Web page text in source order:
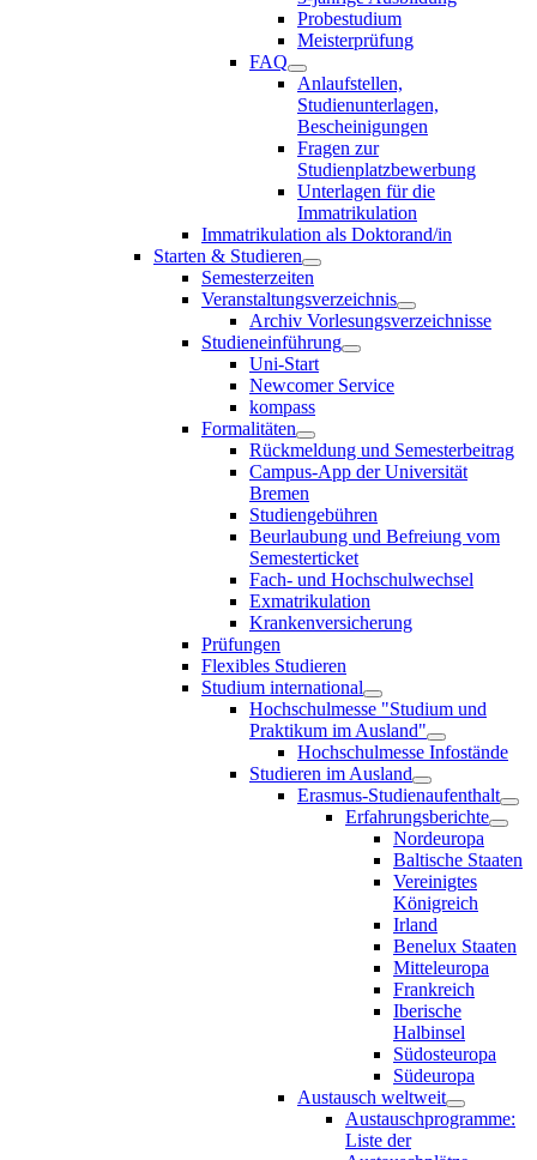
Probestudium
Meisterprüfung
FAQ
Anlaufstellen,
Studienunterlagen,
Bescheinigungen
Fragen zur
Studienplatzbewerbung
Unterlagen für die
Immatrikulation
Immatrikulation als Doktorand/in
Starten & Studieren
Semesterzeiten
Veranstaltungsverzeichnis
Archiv Vorlesungsverzeichnisse
Studieneinführung
Uni-Start
Newcomer Service
kompass
Formalitäten
Rückmeldung und Semesterbeitrag
Campus-App der Universität
Bremen
Studiengebühren
Beurlaubung und Befreiung vom
Semesterticket
Fach- und Hochschulwechsel
Exmatrikulation
Krankenversicherung
Prüfungen
Flexibles Studieren
Studium international
Hochschulmesse "Studium und
Praktikum im Ausland"
Hochschulmesse Infostände
Studieren im Ausland
Erasmus-Studienaufenthalt
Erfahrungsberichte
Nordeuropa
Baltische Staaten
Vereinigtes
Königreich
Irland
Benelux Staaten
Mitteleuropa
Frankreich
Iberische
Halbinsel
Südosteuropa
Südeuropa
Austausch weltweit
Austauschprogramme:
Liste der